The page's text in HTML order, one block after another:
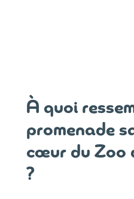
À quoi
promenade
cœur du Zoo
?